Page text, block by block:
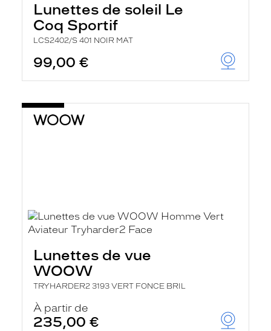
Lunettes de soleil Le
Coq Sportif
LCS2402/S 401 NOIR MAT
99,00 €
Lunettes de vue
WOOW
TRYHARDER2 3193 VERT FONCE BRIL
À partir de
235,00 €